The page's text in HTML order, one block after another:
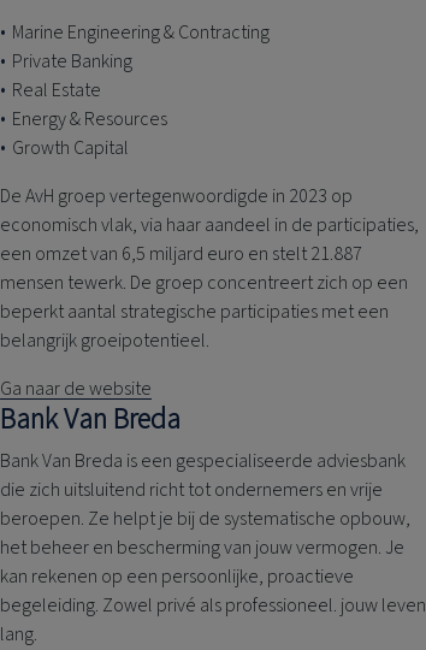
Marine Engineering & Contracting
Private Banking
Real Estate
Energy & Resources
Growth Capital
De AvH groep vertegenwoordigde in 2023 op
economisch vlak, via haar aandeel in de participaties,
een omzet van 6,5 miljard euro en stelt 21.887
mensen tewerk. De groep concentreert zich op een
beperkt aantal strategische participaties met een
belangrijk groeipotentieel.
Ga naar de website
Bank Van Breda
Bank Van Breda is een gespecialiseerde adviesbank
die zich uitsluitend richt tot ondernemers en vrije
beroepen. Ze helpt je bij de systematische opbouw,
het beheer en bescherming van jouw vermogen. Je
kan rekenen op een persoonlijke, proactieve
begeleiding. Zowel privé als professioneel. jouw leven
lang.